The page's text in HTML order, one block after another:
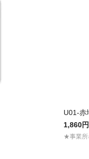
U01-赤
1,860
★事業所